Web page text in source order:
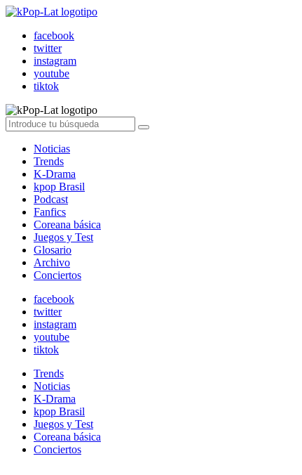
facebook
twitter
instagram
youtube
tiktok
Noticias
Trends
K-Drama
kpop Brasil
Podcast
Fanfics
Coreana básica
Juegos y Test
Glosario
Archivo
Conciertos
facebook
twitter
instagram
youtube
tiktok
Trends
Noticias
K-Drama
kpop Brasil
Juegos y Test
Coreana básica
Conciertos